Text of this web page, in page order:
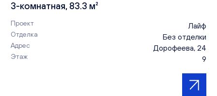
3-комнатная, 83.3 м²
Проект Лайф
Отделка Без отделки
Адрес Дорофеева, 24
Этаж 9